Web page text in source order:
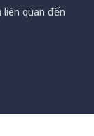
quan đến